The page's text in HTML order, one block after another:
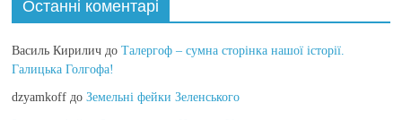
Останні коментарі
Василь Кирилич до Талергоф – сумна сторінка нашої історії.
Галицька Голгофа!
dzyamkoff доЗемельні фейки Зеленського